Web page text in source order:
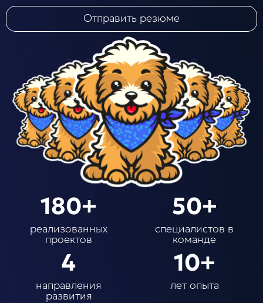
Интересы
Direkt
О нас Контакты Продукты
бриф
Отправить резюме
180+
реализованных
проектов
50+
специалистов в
команде
4
направления
развития
10+
лет опыта